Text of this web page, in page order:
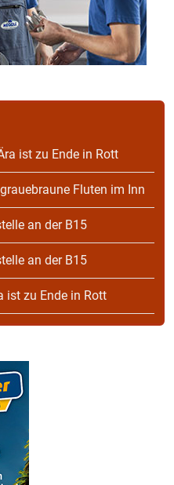
ist zu Ende in Rott
Fluten im Inn
an der B15
an der B15
ist zu Ende in Rott